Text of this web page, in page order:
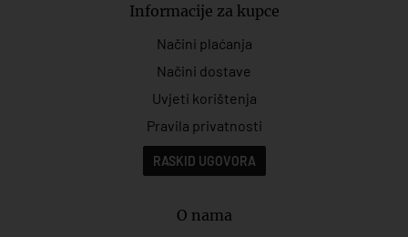
Informacije za kupce
Načini plaćanja
Načini dostave
Uvjeti korištenja
Pravila privatnosti
RASKID UGOVORA
O nama